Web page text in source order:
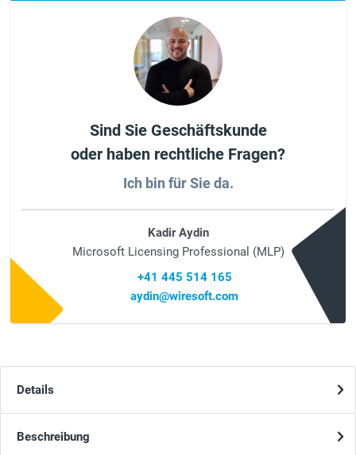
Sind Sie Geschäftskunde
oder haben rechtliche Fragen?
Ich bin für Sie da.
Kadir Aydin
Microsoft Licensing Professional (MLP)
+41 445 514 165
aydin@wiresoft.com
Details
Beschreibung